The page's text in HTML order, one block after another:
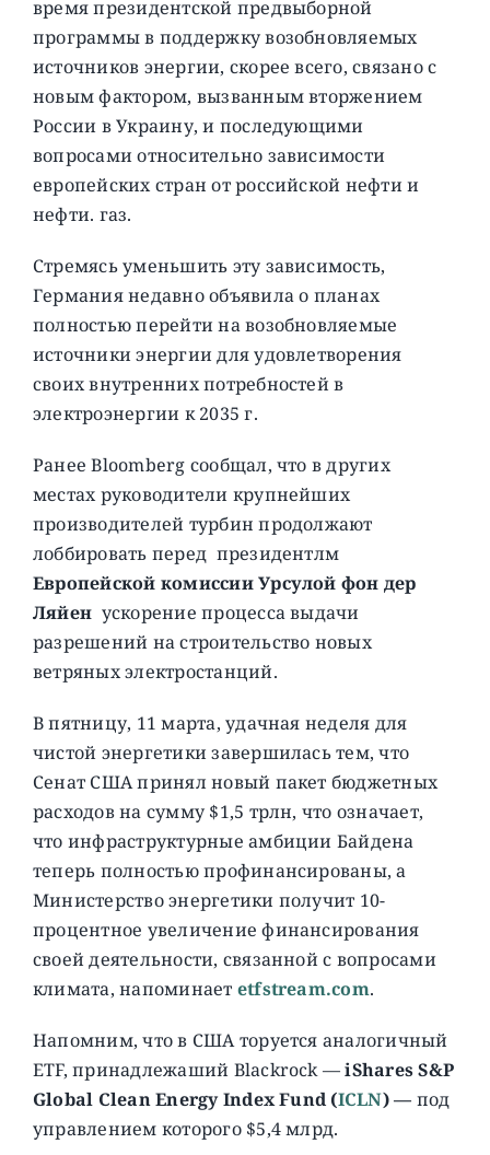
время президентской предвыборной
программы в поддержку возобновляемых
источников энергии, скорее всего, связано с
новым фактором, вызванным вторжением
России в Украину, и последующими
вопросами относительно зависимости
европейских стран от российской нефти и
нефти. газ.
Стремясь уменьшить эту зависимость,
Германия недавно объявила о планах
полностью перейти на возобновляемые
источники энергии для удовлетворения
своих внутренних потребностей в
электроэнергии к 2035 г.
Ранее Bloomberg сообщал, что в других
местах руководители крупнейших
производителей турбин продолжают
лоббировать перед президентлм
Европейской комиссии Урсулой фон дер
Ляйен ускорение процесса выдачи
разрешений на строительство новых
ветряных электростанций.
В пятницу, 11 марта, удачная неделя для
чистой энергетики завершилась тем, что
Сенат США принял новый пакет бюджетных
расходов на сумму $1,5 трлн, что означает,
что инфраструктурные амбиции Байдена
теперь полностью профинансированы, а
Министерство энергетики получит 10-
процентное увеличение финансирования
своей деятельности, связанной с вопросами
климата, напоминает etfstream.com.
Напомним, что в США торуется аналогичный
ETF, принадлежаший Blackrock —iShares S&P
Global Clean Energy Index Fund (ICLN) — под
управлением которого $5,4 млрд.